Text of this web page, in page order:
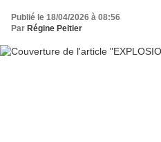
Publié le 18/04/2026 à 08:56
Par Régine Peltier